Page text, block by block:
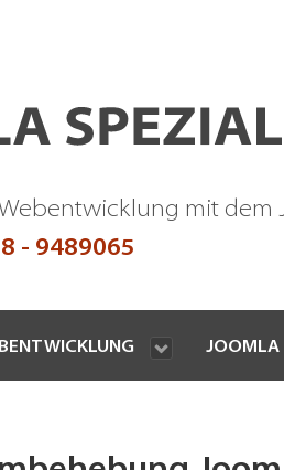
mit dem
- 9489065
JOOMLA